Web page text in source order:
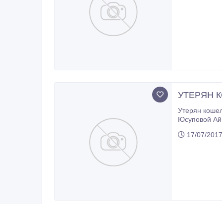
УТЕРЯН
Утерян кошелек
Юсуповой
17/07/2017